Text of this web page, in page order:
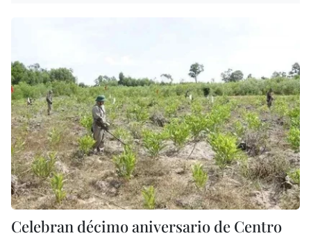
Celebran décimo aniversario de Centro